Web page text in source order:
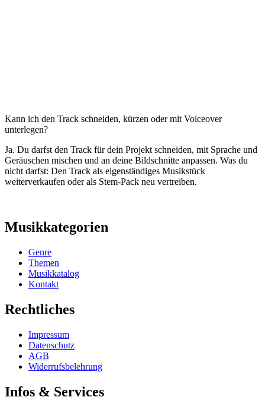
Kann ich den Track schneiden, kürzen oder mit Voiceover
unterlegen?
Ja. Du darfst den Track für dein Projekt schneiden, mit Sprache und
Geräuschen mischen und an deine Bildschnitte anpassen. Was du
nicht darfst: Den Track als eigenständiges Musikstück
weiterverkaufen oder als Stem-Pack neu vertreiben.
Musikkategorien
Genre
Themen
Musikkatalog
Kontakt
Rechtliches
Impressum
Datenschutz
AGB
Widerrufsbelehrung
Infos & Services